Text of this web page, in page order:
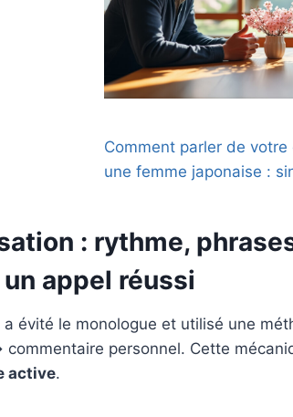
Comment parler de
une femme japonaise :
: rythme,
appel réussi
évité le monologue et utilisé une
personnel. Cette
active.